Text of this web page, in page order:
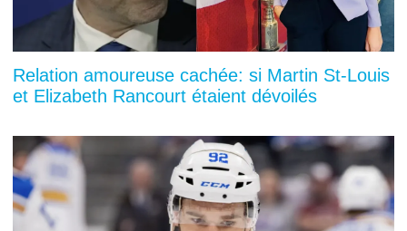
Relation amoureuse cachée: si Martin St-Louis
et Elizabeth Rancourt étaient dévoilés